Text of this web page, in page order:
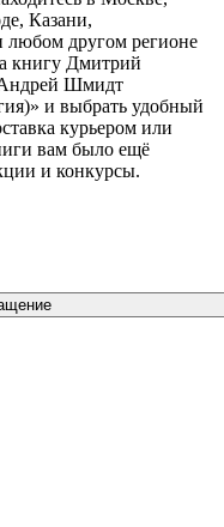
Казани,
любом другом регионе
книгу Дмитрий
Андрей Шмидт
и выбрать удобный
курьером или
вам было ещё
и конкурсы.